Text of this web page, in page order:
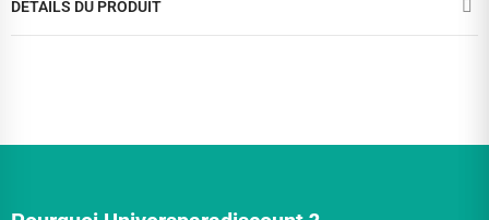
DÉTAILS DU PRODUIT